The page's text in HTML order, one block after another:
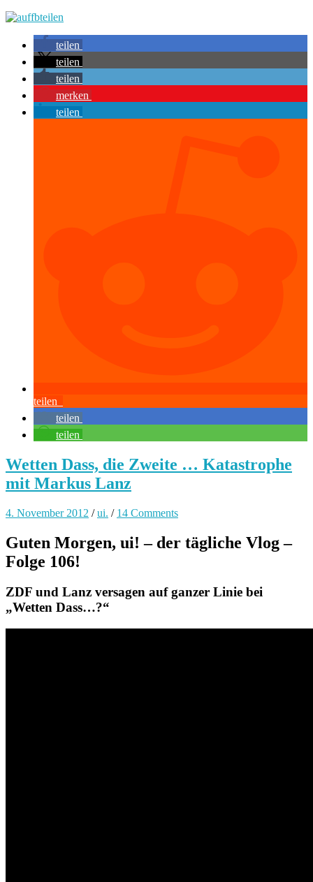
teilen
teilen
teilen
merken
teilen
teilen
teilen
teilen
Wetten Dass, die Zweite … Katastrophe
mit Markus Lanz
4. November 2012 /ui. / 14 Comments
Guten Morgen, ui! – der tägliche Vlog –
Folge 106!
ZDF und Lanz versagen auf ganzer Linie bei
„Wetten Dass…?“